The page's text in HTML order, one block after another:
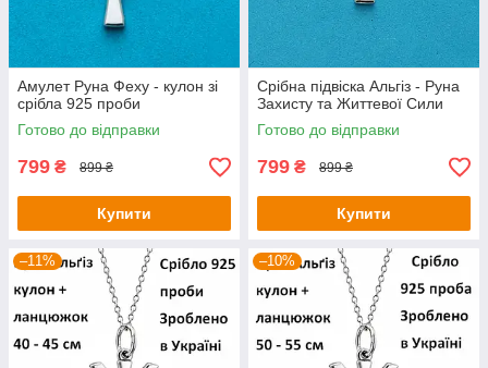
Амулет Руна Феху - кулон зі
срібла 925 проби
Готово до відправки
799 ₴ 899 ₴
Купити
Срібна підвіска Альгіз - Руна
Захисту та Життевої Сили
Готово до відправки
799 ₴ 899 ₴
Купити
–11% –10%